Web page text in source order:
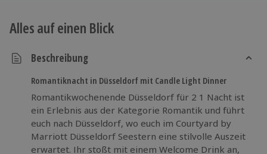
Alles auf einen Blick
Beschreibung
Romantiknacht in Düsseldorf mit Candle Light Dinner
Romantikwochenende Düsseldorf für 2 1 Nacht ist
ein Erlebnis aus der Kategorie Romantik und führt
euch nach Düsseldorf, wo euch im Courtyard by
Marriott Düsseldorf Seestern eine stilvolle Auszeit
erwartet. Ihr stoßt mit einem Welcome Drink an,